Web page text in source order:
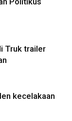
Truk trailer
kecelakaan